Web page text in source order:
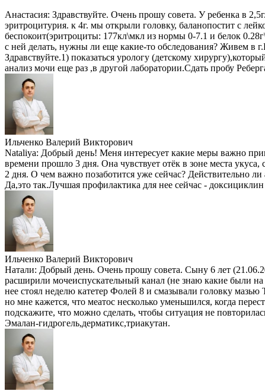
Анастасия: Здравствуйте. Очень прошу совета. У ребенка в
эритроцитурия. к 4г. мы открыли головку, баланопостит с
беспокоит(эритроциты: 177кл\мкл из нормы 0-7.1 и белок
с ней делать, нужны ли еще какие-то обследования? Живем в
Здравствуйте.1) показаться урологу (детскому
анализ мочи еще раз ,в другой лаборатории.Сдать пробу
Ильченко Валерий Викторович
Nataliya: Добрый день! Меня интересует какие меры важно
времени прошло 3 дня. Она чувствует отёк в зоне места
2 дня. О чем важно позаботится уже сейчас? Действительно ли
Да,это так.Лучшая профилактика для нее сейчас -
Ильченко Валерий Викторович
Натали: Добрый день. Очень прошу совета. Сыну 6 лет
расширили мочеиспускательный канал (не знаю какие были
нее стоял неделю катетер Фолей 8 и смазывали головку
но мне кажется, что меатос несколько уменьшился, когда
подскажите, что можно сделать, чтобы ситуация не
Эмалан-гидрогель,дерматикс,триакутан.